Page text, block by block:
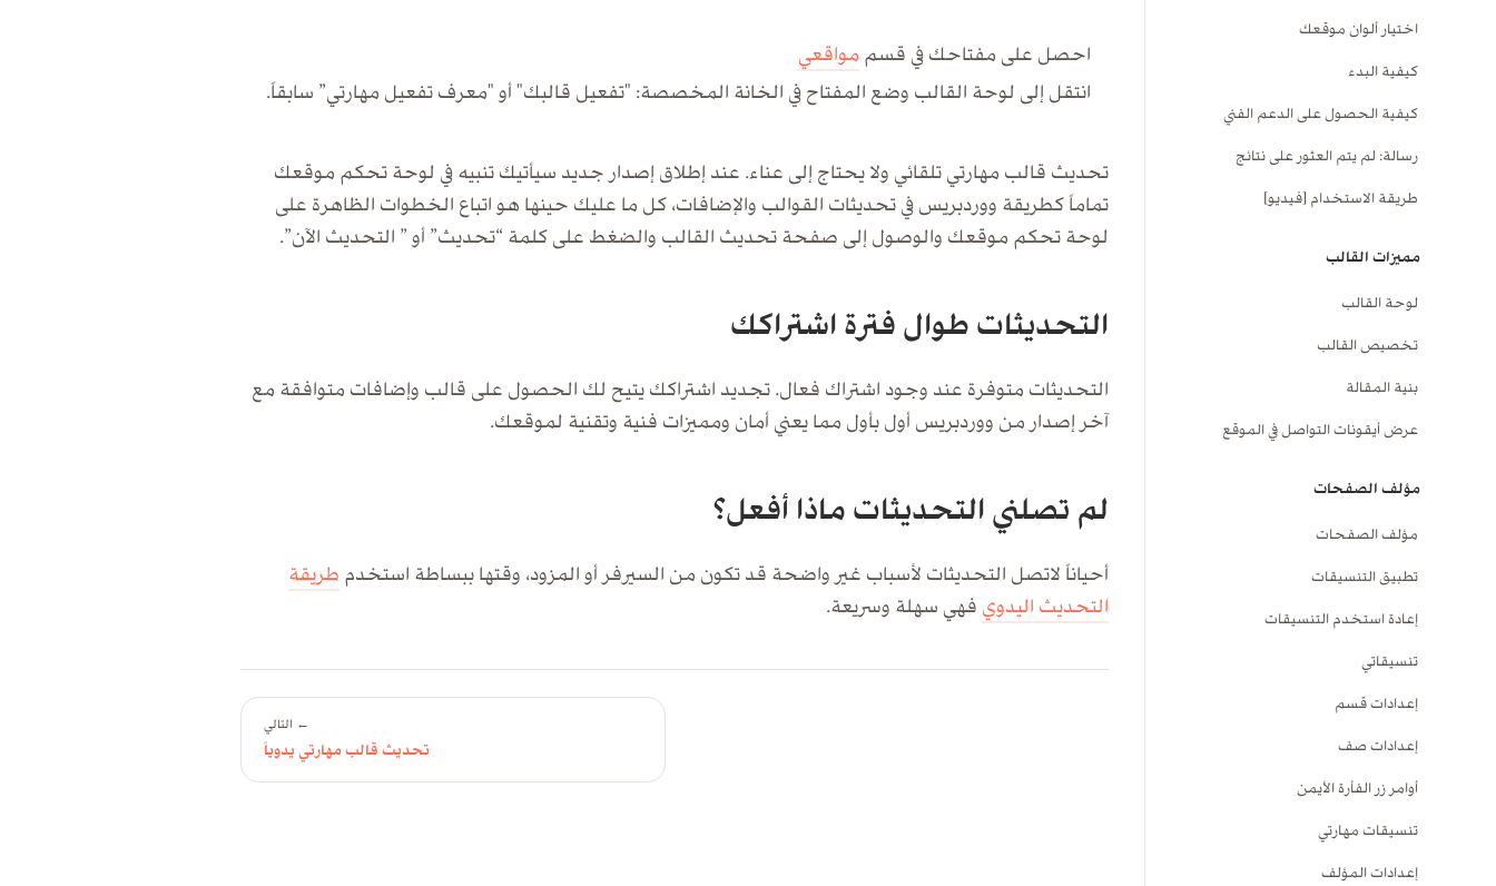
اختيار ألوان موقعك
كيفية البدء
كيفية الحصول على الدعم الفني
رسالة: لم يتم العثور على نتائج
طريقة الاستخدام [فيديو]
مميزات القالب
لوحة القالب
تخصيص القالب
بنية المقالة
عرض أيقونات التواصل في الموقع
مؤلف الصفحات
مؤلف الصفحات
تطبيق التنسيقات
إعادة استخدم التنسيقات
تنسيقاتي
إعدادات قسم
إعدادات صف
أوامر زر الفأرة الأيمن
تنسيقات مهارتي
إعدادات المؤلف
احصل على مفتاحك في قسم مواقعي
انتقل إلى لوحة القالب وضع المفتاح في الخانة المخصصة: "تفعيل قالبك" أو "معرف تفعيل مهارتي” سابقاً.
تحديث قالب مهارتي تلقائي ولا يحتاج إلى عناء. عند إطلاق إصدار جديد سيأتيك تنبيه في لوحة تحكم موقعك
تماماً كطريقة ووردبريس في تحديثات القوالب والإضافات، كل ما عليك حينها هو اتباع الخطوات الظاهرة على
لوحة تحكم موقعك والوصول إلى صفحة تحديث القالب والضغط على كلمة “تحديث” أو ” التحديث الآن”.
التحديثات طوال فترة اشتراكك
التحديثات متوفرة عند وجود اشتراك فعال. تجديد اشتراكك يتيح لك الحصول على قالب وإضافات متوافقة مع
آخر إصدار من ووردبريس أول بأول مما يعني أمان ومميزات فنية وتقنية لموقعك.
لم تصلني التحديثات ماذا أفعل؟
أحياناً لاتصل التحديثات لأسباب غير واضحة قد تكون من السيرفر أو المزود، وقتها ببساطة استخدم طريقة
التحديث اليدوي فهي سهلة وسريعة.
← التالي
تحديث قالب مهارتي يدوياً